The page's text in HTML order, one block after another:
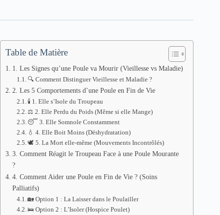
Table de Matière
1. Les Signes qu’une Poule va Mourir (Vieillesse vs Maladie)
🔍 Comment Distinguer Vieillesse et Maladie ?
2. Les 5 Comportements d’une Poule en Fin de Vie
🕯️ 1. Elle s’Isole du Troupeau
⚖️ 2. Elle Perdu du Poids (Même si elle Mange)
😴 3. Elle Somnole Constamment
💧 4. Elle Boit Moins (Déshydratation)
🕊️ 5. La Mort elle-même (Mouvements Incontrôlés)
3. Comment Réagit le Troupeau Face à une Poule Mourante
?
4. Comment Aider une Poule en Fin de Vie ? (Soins
Palliatifs)
🏡 Option 1 : La Laisser dans le Poulailler
🛌 Option 2 : L’Isoler (Hospice Poulet)